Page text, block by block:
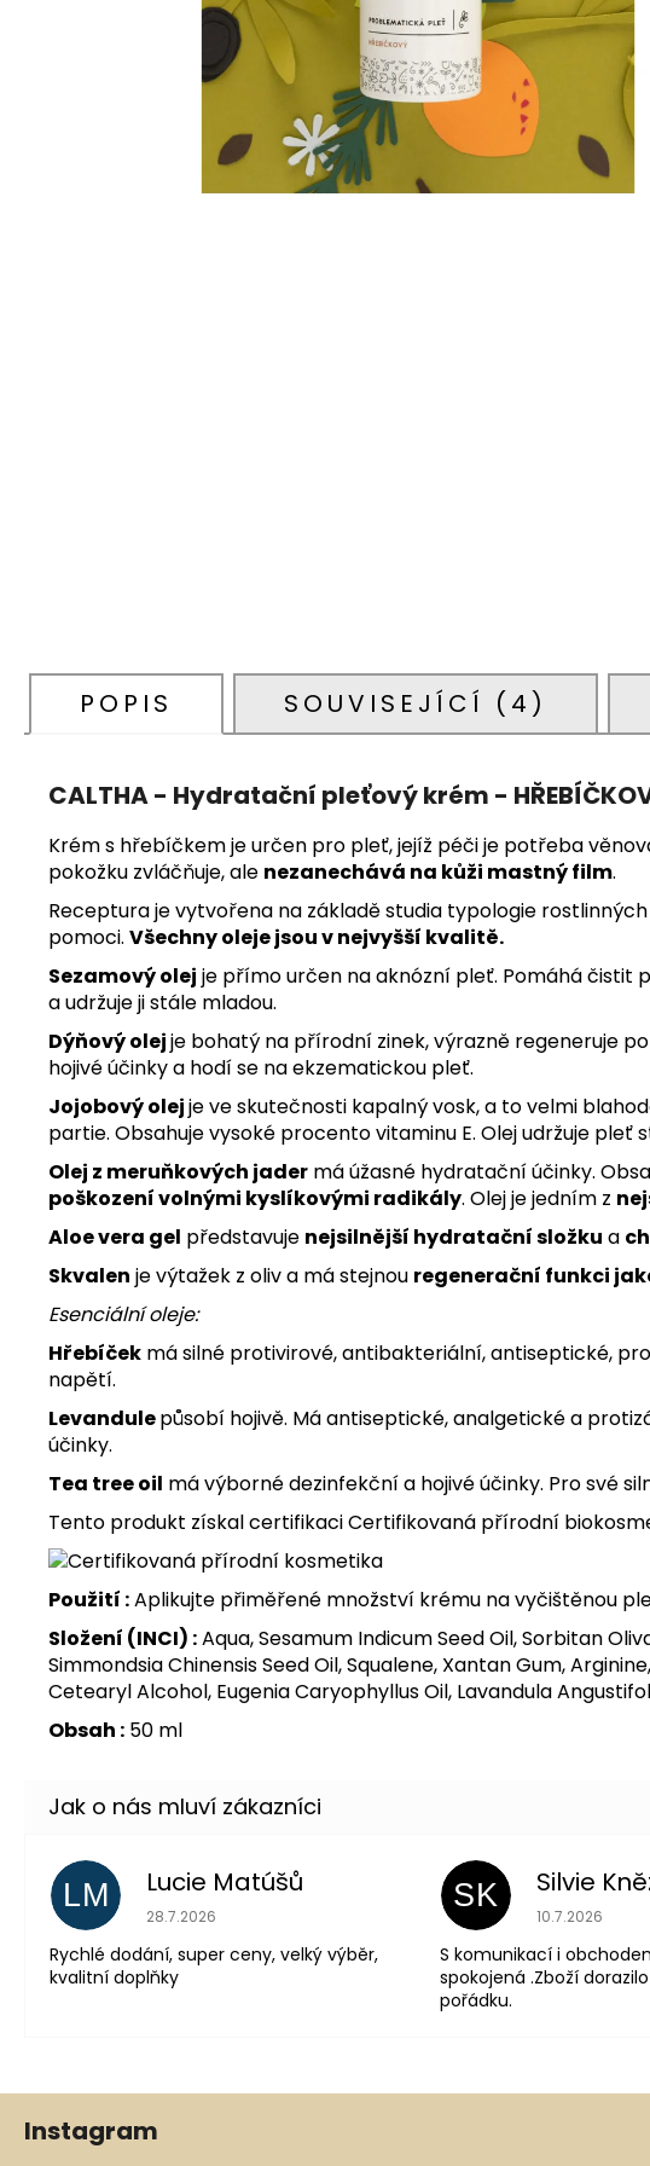
POPIS SOUVISEJÍCÍ (4)
CALTHA - Hydratační pleťový krém -
Krém s hřebíčkem je určen pro pleť, jejíž péči je potřeba
pokožku zvláčňuje, ale nezanechává na kůži mastný film.
Receptura je vytvořena na základě studia typologie
pomoci. Všechny oleje jsou v nejvyšší kvalitě.
Sezamový olej je přímo určen na aknózní pleť. Pomáhá čistit
a udržuje ji stále mladou.
Dýňový olejje bohatý na přírodní zinek, výrazně regeneruje
hojivé účinky a hodí se na ekzematickou pleť.
Jojobový olejje ve skutečnosti kapalný vosk, a to velmi
partie. Obsahuje vysoké procento vitaminu E. Olej udržuje
Olej z meruňkových jader má úžasné hydratační účinky.
poškození volnými kyslíkovými radikály. Olej je jedním z
Aloe vera gel představuje nejsilnější hydratační složku a
Skvalen je výtažek z oliv a má stejnou regenerační funkci
Esenciální oleje:
Hřebíček má silné protivirové, antibakteriální, antiseptické,
napětí.
Levandulepůsobí hojivě. Má antiseptické, analgetické a
účinky.
Tea tree oil má výborné dezinfekční a hojivé účinky. Pro své
Tento produkt získal certifikaci Certifikovaná přírodní
Použití :Aplikujte přiměřené množství krému na vyčištěnou
Složení (INCI) :Aqua, Sesamum Indicum Seed Oil, Sorbitan
Simmondsia Chinensis Seed Oil, Squalene, Xantan Gum,
Cetearyl Alcohol, Eugenia Caryophyllus Oil, Lavandula
Obsah : 50 ml
LM Lucie Matúšů
Hodnocení obchodu je 5 z 5 hvězdiček.
28.7.2026
Rychlé dodání, super ceny, velký výběr,
kvalitní doplňky
SK Silvie
Hodnocení
10.7.2026
S komunikací i
spokojená .Zboží
pořádku.
999 Kč
Instagram